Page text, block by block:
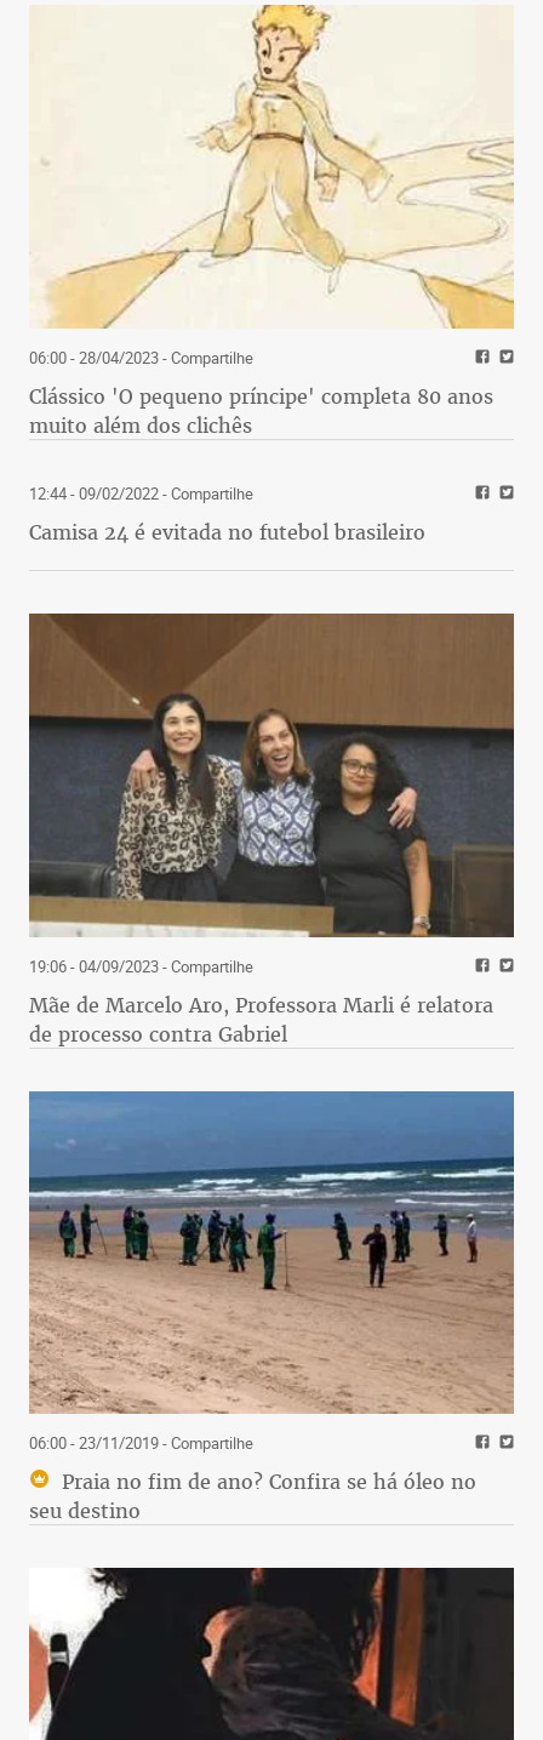
06:00 - 28/04/2023- Compartilhe
Clássico 'O pequeno príncipe' completa 80 anos
muito além dos clichês
12:44 - 09/02/2022- Compartilhe
Camisa 24 é evitada no futebol brasileiro
19:06 - 04/09/2023- Compartilhe
Mãe de Marcelo Aro, Professora Marli é relatora
de processo contra Gabriel
06:00 - 23/11/2019- Compartilhe
Praia no fim de ano? Confira se há óleo no
seu destino